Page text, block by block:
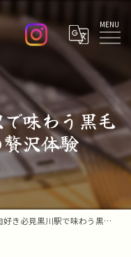
Menu
味わう黒毛
沢体験
必見黒川駅で味わう黒毛和牛上カルビの贅沢体験